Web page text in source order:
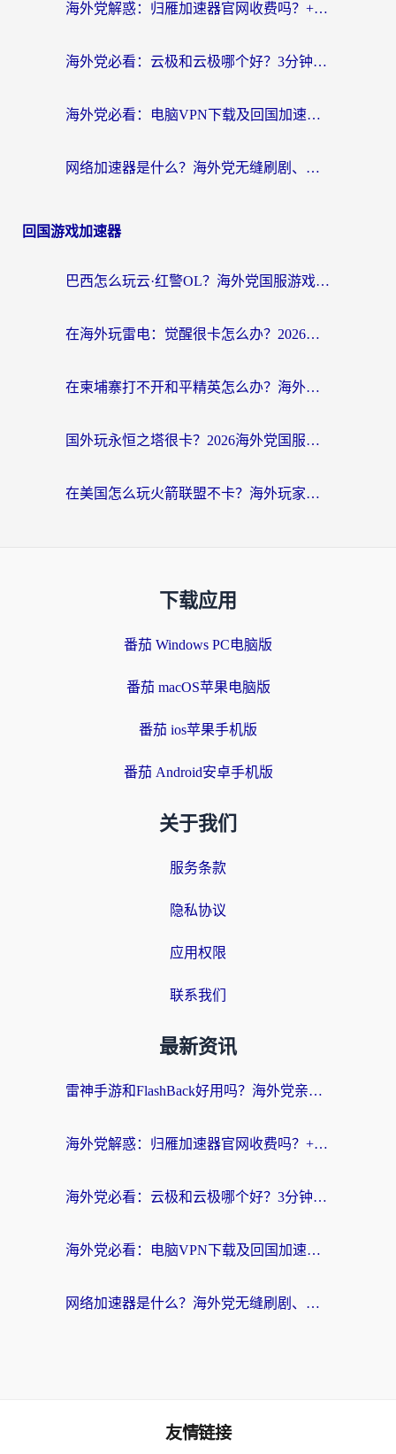
海外党解惑：归雁加速器官网收费吗？+3个回国加速问题的真实答案
海外党必看：云极和云极哪个好？3分钟选对回国加速器，无缝访问国内资源
海外党必看：电脑VPN下载及回国加速器选择指南——无缝访问国内资源不再难
网络加速器是什么？海外党无缝刷剧、看NBA的实用指南
回国游戏加速器
巴西怎么玩云·红警OL？海外党国服游戏加速终极攻略（附非洲逆水寒&天下山海低延迟技巧）
在海外玩雷电：觉醒很卡怎么办？2026终极指南帮你告别延迟与卡顿
在柬埔寨打不开和平精英怎么办？海外党必看的国服游戏加速终极指南
国外玩永恒之塔很卡？2026海外党国服游戏加速器终极指南（附街头篮球坦克世界实测）
在美国怎么玩火箭联盟不卡？海外玩家国服游戏加速终极指南（附明日方舟美版王者荣耀优化技巧）
下载应用
番茄 Windows PC电脑版
番茄 macOS苹果电脑版
番茄 ios苹果手机版
番茄 Android安卓手机版
关于我们
服务条款
隐私协议
应用权限
联系我们
最新资讯
雷神手游和FlashBack好用吗？海外党亲测指南，避开破解版坑轻松访问国内资源
海外党解惑：归雁加速器官网收费吗？+3个回国加速问题的真实答案
海外党必看：云极和云极哪个好？3分钟选对回国加速器，无缝访问国内资源
海外党必看：电脑VPN下载及回国加速器选择指南——无缝访问国内资源不再难
网络加速器是什么？海外党无缝刷剧、看NBA的实用指南
友情链接